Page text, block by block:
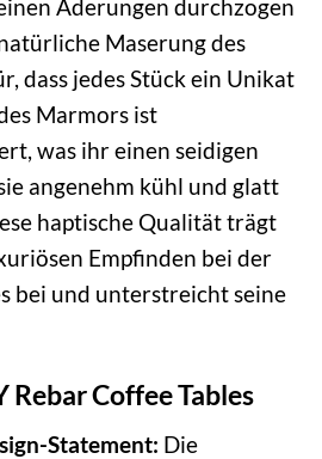
Aderungen durchzogen
Maserung des
dass jedes Stück ein Unikat
Marmors ist
was ihr einen seidigen
angenehm kühl und glatt
haptische Qualität trägt
Empfinden bei der
bei und unterstreicht seine
Rebar Coffee Tables
Statement: Die